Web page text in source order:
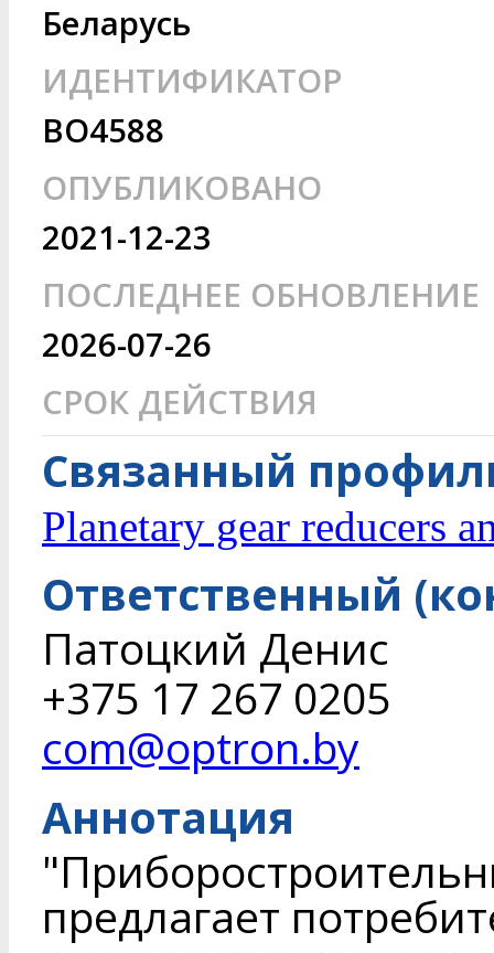
Беларусь
ИДЕНТИФИКАТОР
BO4588
ОПУБЛИКОВАНО
2021-12-23
ПОСЛЕДНЕЕ ОБНОВЛЕНИЕ
2026-07-26
СРОК ДЕЙСТВИЯ
Связанный
Planetary gear reducers
Ответственный
Патоцкий Денис
+375 17 267 0205
com@optron.by
Аннотация
предлагает